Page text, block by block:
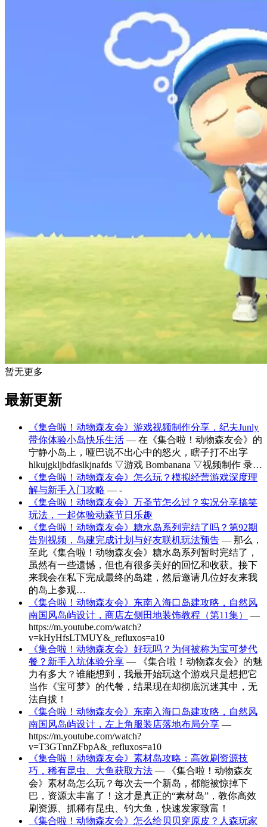
暂无更多
最新更新
《集合啦！动物森友会》游戏视频制作分享，纪夫Junly
带你体验小岛快乐生活 — 在《集合啦！动物森友会》的
宁静小岛上，哑巴说不出心中的怒火，瞎子打不出字
hlkujgkljbdfaslkjnafds ▽游戏 Bombanana ▽视频制作 录…
《集合啦！动物森友会》怎么玩？模拟经营游戏深度理
解与新手入门攻略 — -
《集合啦！动物森友会》万圣节怎么过？实况分享搞笑
玩法，一起体验动森节日乐趣
《集合啦！动物森友会》糖水岛系列完结了吗？第92期
告别视频，岛建完成计划与好友联机玩法预告 — 那么，
至此《集合啦！动物森友会》糖水岛系列暂时完结了，
虽然有一些遗憾，但也有很多美好的回忆和收获。接下
来我会在私下完成最终的岛建，然后邀请几位好友来我
的岛上参观…
《集合啦！动物森友会》东南入海口岛建攻略，自然风
南国风岛屿设计，商店左侧田地装饰教程（第11集）
—
https://m.youtube.com/watch?
v=kHyHfsLTMUY&_refluxos=a10
《集合啦！动物森友会》好玩吗？为何被称为宝可梦代
餐？新手入坑体验分享 — 《集合啦！动物森友会》的魅
力有多大？谁能想到，我最开始玩这个游戏只是想把它
当作《宝可梦》的代餐，结果现在却彻底沉迷其中，无
法自拔！
《集合啦！动物森友会》东南入海口岛建攻略，自然风
南国风岛屿设计，左上角服装店落地布局分享 —
https://m.youtube.com/watch?
v=T3GTnnZFbpA&_refluxos=a10
《集合啦！动物森友会》素材岛攻略：高效刷资源技
巧，稀有昆虫、大鱼获取方法 — 《集合啦！动物森友
会》素材岛怎么玩？每次去一个新岛，都能被惊掉下
巴，资源太丰富了！这才是真正的“素材岛”，教你高效
刷资源、抓稀有昆虫、钓大鱼，快速发家致富！
《集合啦！动物森友会》怎么给贝贝穿原皮？人森玩家